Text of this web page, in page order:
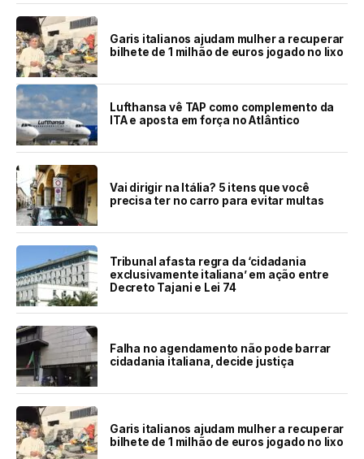
Garis italianos ajudam mulher a recuperar
bilhete de 1 milhão de euros jogado no lixo
Lufthansa vê TAP como complemento da
ITA e aposta em força no Atlântico
Vai dirigir na Itália? 5 itens que você
precisa ter no carro para evitar multas
Tribunal afasta regra da ‘cidadania
exclusivamente italiana’ em ação entre
Decreto Tajani e Lei 74
Falha no agendamento não pode barrar
cidadania italiana, decide justiça
Garis italianos ajudam mulher a recuperar
bilhete de 1 milhão de euros jogado no lixo